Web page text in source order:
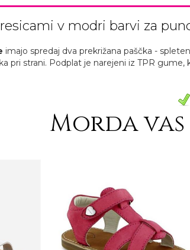
v modri barvi za
imajo spredaj dva prekrižana paščka -
pri strani. Podplat je narejeni iz TPR gume,
Morda